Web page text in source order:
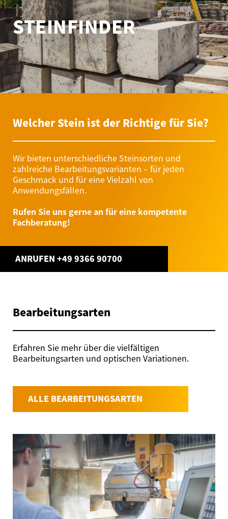
STEINFINDER
Welcher Stein ist der Richtige für Sie?
Wir bieten unterschiedliche Steinsorten und
zahlreiche Bearbeitungsvarianten – für jeden
Geschmack und für eine Vielzahl von
Anwendungsfällen.
Rufen Sie uns gerne an für eine kompetente
Fachberatung!
ANRUFEN +49 9366 90700
Bearbeitungsarten
Erfahren Sie mehr über die vielfältigen
Bearbeitungsarten und optischen Variationen.
ALLE BEARBEITUNGSARTEN